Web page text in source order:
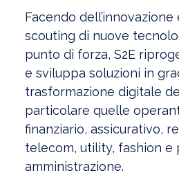
Facendo
scouting di nuove
punto di forza, S2E
e sviluppa soluzioni in
trasformazione digitale
particolare quelle
finanziario, assicurativo,
telecom, utility, fashion e
amministrazione.